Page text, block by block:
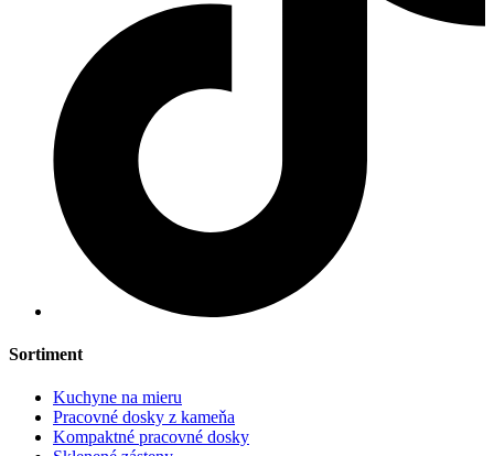
Sortiment
Kuchyne na mieru
Pracovné dosky z kameňa
Kompaktné pracovné dosky